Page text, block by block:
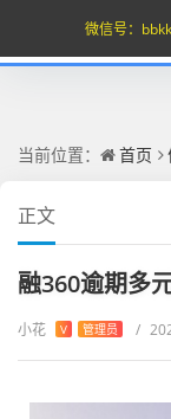
当前位置： 首页
正文
融360逾期多
小花 V 管理员 /
微信号：